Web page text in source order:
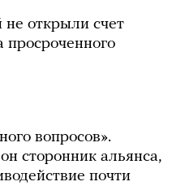
не открыли счет
просроченного
вопросов».
сторонник альянса,
почти